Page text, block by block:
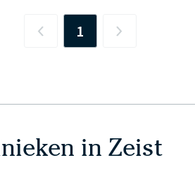
Previous
1 Next
in Zeist